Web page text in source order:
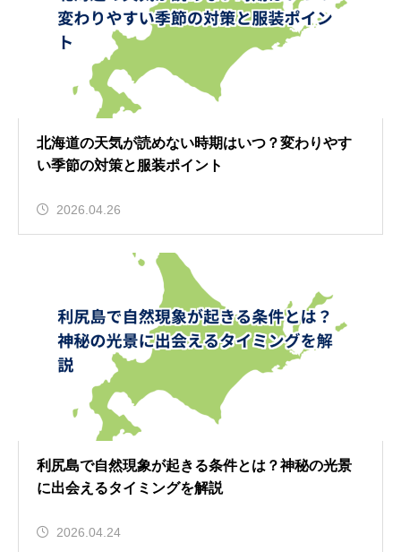
北海道の天気が読めない時期はいつ？変わりやす
い季節の対策と服装ポイント
2026.04.26
利尻島で自然現象が起きる条件とは？神秘の光景
に出会えるタイミングを解説
2026.04.24